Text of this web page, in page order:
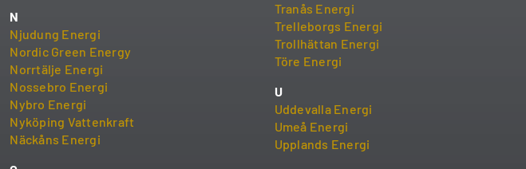
N
Njudung Energi
Nordic Green Energy
Norrtälje Energi
Nossebro Energi
Nybro Energi
Nyköping Vattenkraft
Näckåns Energi
Tranås Energi
Trelleborgs Energi
Trollhättan Energi
Töre Energi
U
Uddevalla Energi
Umeå Energi
Upplands Energi